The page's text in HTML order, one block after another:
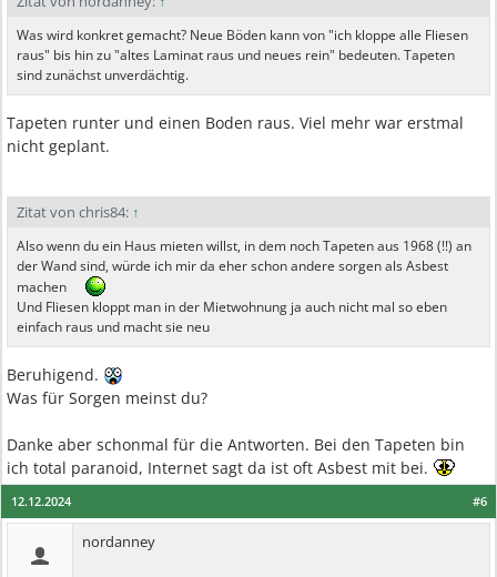
Was wird konkret gemacht? Neue Böden kann von "ich kloppe alle Fliesen
raus" bis hin zu "altes Laminat raus und neues rein" bedeuten. Tapeten
sind zunächst unverdächtig.
Tapeten runter und einen Boden raus. Viel mehr war erstmal
nicht geplant.
Zitat von chris84: ↑
Also wenn du ein Haus mieten willst, in dem noch Tapeten aus 1968 (!!) an
der Wand sind, würde ich mir da eher schon andere sorgen als Asbest
machen
Und Fliesen kloppt man in der Mietwohnung ja auch nicht mal so eben
einfach raus und macht sie neu
Beruhigend.
Was für Sorgen meinst du?
Danke aber schonmal für die Antworten. Bei den Tapeten bin
ich total paranoid, Internet sagt da ist oft Asbest mit bei.
#6
12.12.2024
nordanney